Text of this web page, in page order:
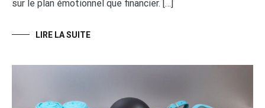
sur le plan émotionnel que financier. […]
LIRE LA SUITE